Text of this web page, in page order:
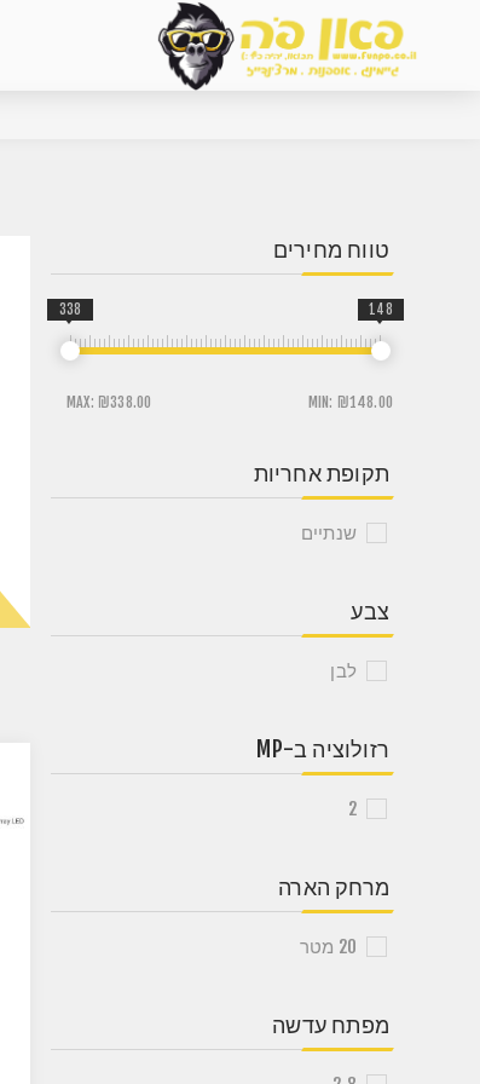
טווח מחירים
MIN: ₪148.00
MAX: ₪338.00
338 148
תקופת אחריות
שנתיים
צבע
לבן
רזולוציה ב-MP
2
מרחק הארה
20 מטר
מפתח עדשה